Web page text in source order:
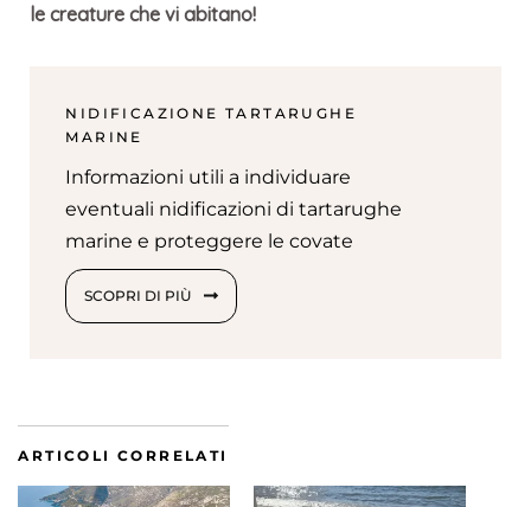
le creature che vi abitano!
NIDIFICAZIONE TARTARUGHE
MARINE
Informazioni utili a individuare
eventuali nidificazioni di tartarughe
marine e proteggere le covate
SCOPRI DI PIÙ
ARTICOLI CORRELATI